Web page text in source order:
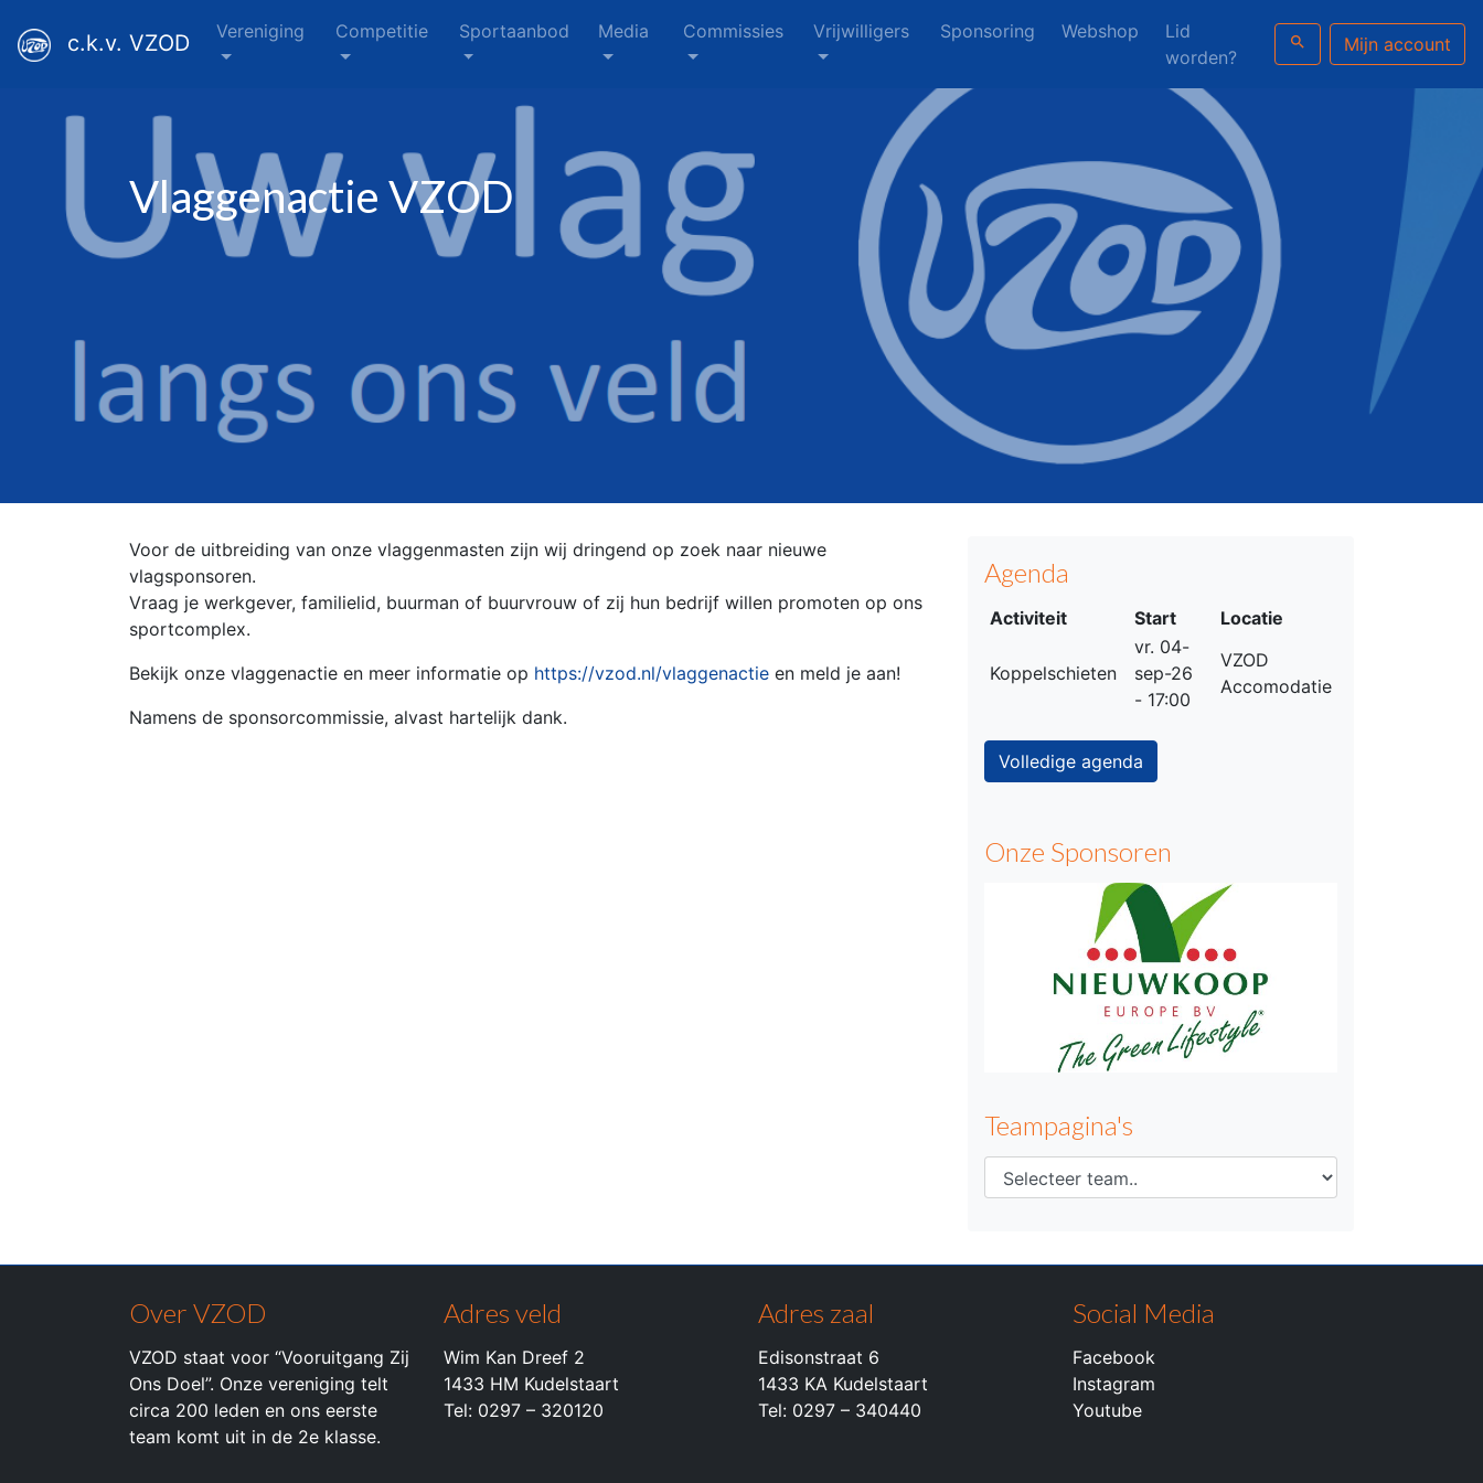
c.k.v. VZOD Vereniging Competitie Sportaanbod Media Commissies Vrijwilligers Sponsoring Webshop
Lid
worden?
search Mijn account
Vlaggenactie VZOD
Voor de uitbreiding van onze vlaggenmasten zijn wij dringend op zoek naar nieuwe
vlagsponsoren.
Vraag je werkgever, familielid, buurman of buurvrouw of zij hun bedrijf willen promoten op ons
sportcomplex.
Bekijk onze vlaggenactie en meer informatie op https://vzod.nl/vlaggenactie en meld je aan!
Namens de sponsorcommissie, alvast hartelijk dank.
Agenda
Activiteit Start Locatie
Koppelschieten
vr. 04-
sep-26
- 17:00
VZOD
Accomodatie
Volledige agenda
Onze Sponsoren
Teampagina's
Over VZOD
VZOD staat voor “Vooruitgang Zij
Ons Doel”. Onze vereniging telt
circa 200 leden en ons eerste
team komt uit in de 2e klasse.
Adres veld
Wim Kan Dreef 2
1433 HM Kudelstaart
Tel: 0297 – 320120
Adres zaal
Edisonstraat 6
1433 KA Kudelstaart
Tel: 0297 – 340440
Social Media
Facebook
Instagram
Youtube